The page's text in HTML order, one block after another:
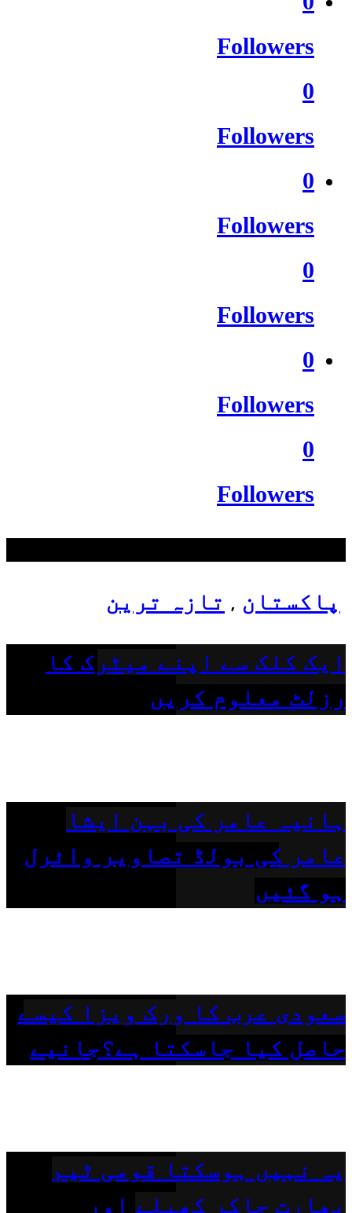
Followers
0
Followers
0
Followers
0
Followers
0
Followers
0
Followers
پاکستان , تازہ ترین
ایک کلک سے اپنے میٹرک کا
رزلٹ معلوم کریں
ہانیہ عامر کی بہن ایشا
عامر کی بولڈ تصاویر وائرل
ہو گئیں
سعودی عرب کا ورک ویزا کیسے
حاصل کیا جاسکتا ہے؟جانیے
یہ نہیں ہوسکتا قومی ٹیم
بھارت جاکر کھیلے اور